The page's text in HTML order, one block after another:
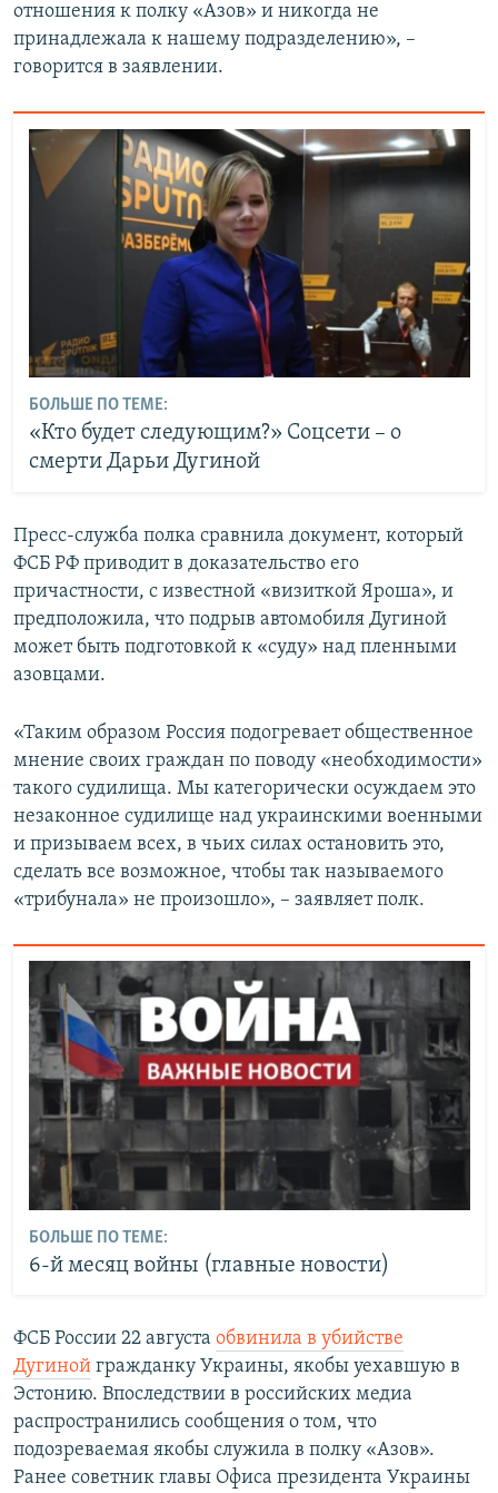
отношения к полку «Азов» и никогда не
принадлежала к нашему подразделению», –
говорится в заявлении.
БОЛЬШЕ ПО ТЕМЕ:
«Кто будет следующим?» Соцсети – о
смерти Дарьи Дугиной
Пресс-служба полка сравнила документ, который
ФСБ РФ приводит в доказательство его
причастности, с известной «визиткой Яроша», и
предположила, что подрыв автомобиля Дугиной
может быть подготовкой к «суду» над пленными
азовцами.
«Таким образом Россия подогревает общественное
мнение своих граждан по поводу «необходимости»
такого судилища. Мы категорически осуждаем это
незаконное судилище над украинскими военными
и призываем всех, в чьих силах остановить это,
сделать все возможное, чтобы так называемого
«трибунала» не произошло», – заявляет полк.
БОЛЬШЕ ПО ТЕМЕ:
6-й месяц войны (главные новости)
ФСБ России 22 августа обвинила в убийстве
Дугиной гражданку Украины, якобы уехавшую в
Эстонию. Впоследствии в российских медиа
распространились сообщения о том, что
подозреваемая якобы служила в полку «Азов».
Ранее советник главы Офиса президента Украины